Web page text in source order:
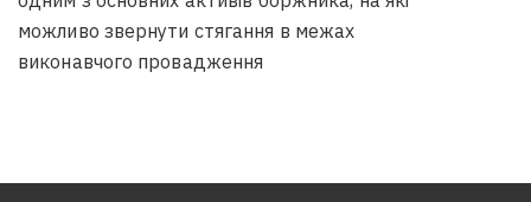
можливо звернути стягання в межах
виконавчого провадження